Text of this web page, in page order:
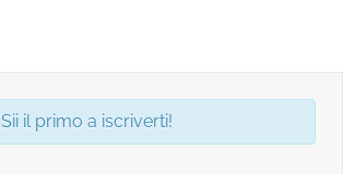
Sii il primo a iscriverti!